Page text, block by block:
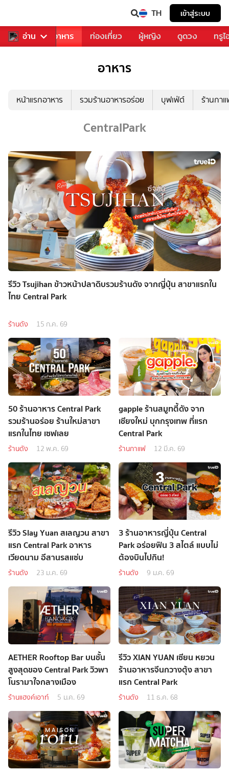
TH เข้าสู่ระบบ
อ่าน
การเพลง อาหาร ท่องเที่ยว ผู้หญิง ดูดวง ทรู
อาหาร
หน้าแรกอาหาร รวมร้านอาหารอร่อย บุฟเฟ่ต์ ร้านกา
CentralPark
รีวิว Tsujihan ข้าวหน้าปลาดิบรวมร้านดัง จากญี่ปุ่น สาขาแรกใน
ไทย Central Park
ร้านดัง 15 ก.ค. 69
50 ร้านอาหาร Central Park
รวมร้านอร่อย ร้านใหม่สาขา
แรกในไทย เซฟเลย
ร้านดัง 12 พ.ค. 69
gapple ร้านสมูทตี้ดัง จาก
เชียงใหม่ บุกกรุงเทพ ที่แรก
Central Park
ร้านกาแฟ 12 มี.ค. 69
รีวิว Slay Yuan สเลญวน สาขา
แรก Central Park อาหาร
เวียดนาม อีสานรสแซ่บ
ร้านดัง 23 ม.ค. 69
3 ร้านอาหารญี่ปุ่น Central
Park อร่อยฟิน 3 สไตล์ แบบไม่
ต้องบินไปกิน!
ร้านดัง 9 ม.ค. 69
AETHER Rooftop Bar บนชั้น
สูงสุดของ Central Park วิวพา
โนรามาใจกลางเมือง
ร้านแฮงค์เอาท์ 5 ม.ค. 69
รีวิว XIAN YUAN เซียน หยวน
ร้านอาหารจีนกวางตุ้ง สาขา
แรก Central Park
ร้านดัง 11 ธ.ค. 68